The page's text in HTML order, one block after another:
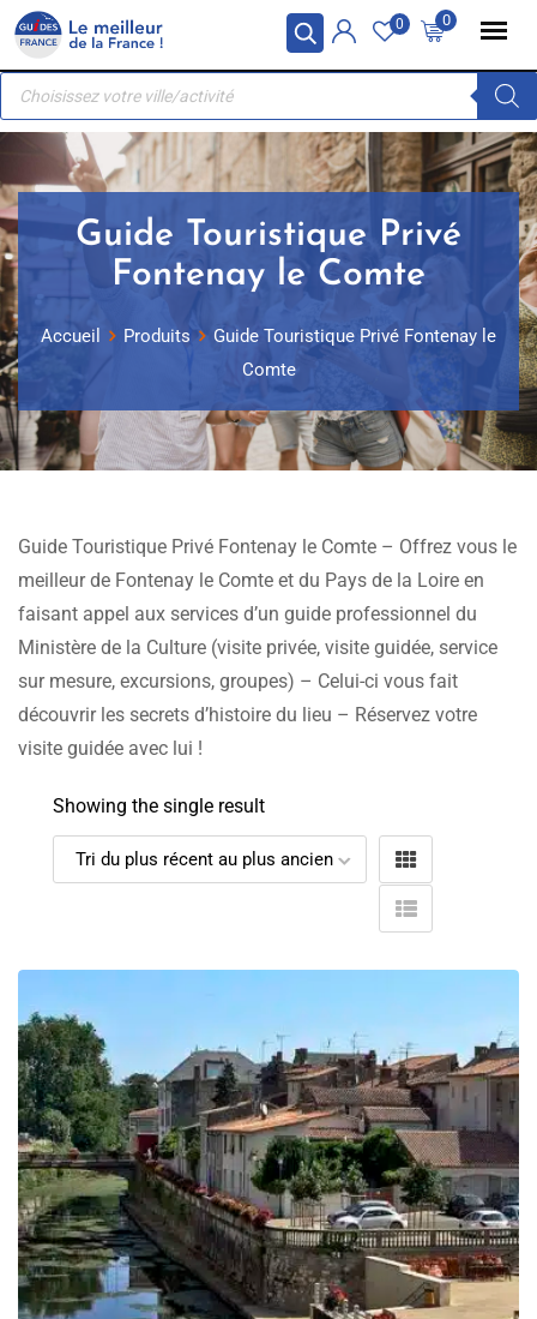
Panneau de gestion des cookies
Skip
content
0
0
Recherche
produits
Guide Touristique Privé
Fontenay le Comte
Accueil Produits
Guide Touristique Privé Fontenay le
Comte
Guide Touristique Privé Fontenay le Comte – Offrez vous le
meilleur de Fontenay le Comte et du Pays de la Loire en
faisant appel aux services d’un guide professionnel du
Ministère de la Culture (visite privée, visite guidée, service
sur mesure, excursions, groupes) – Celui-ci vous fait
découvrir les secrets d’histoire du lieu – Réservez votre
visite guidée avec lui !
Showing the single result